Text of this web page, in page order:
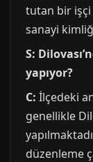
tutan bir
sanayi
S:
yapıyor?
C: İlçedeki
genellikle
düzenleme